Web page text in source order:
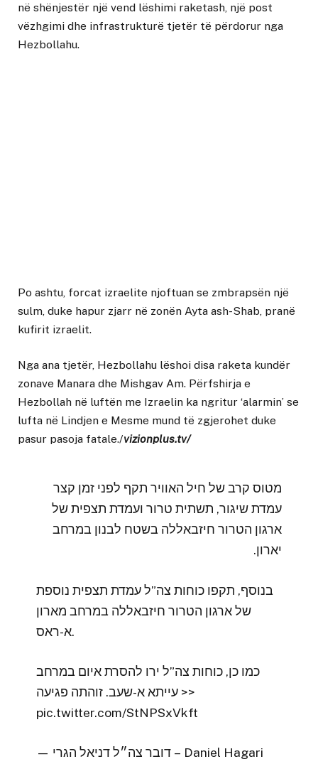
në shënjestër një vend lëshimi raketash, një post
vëzhgimi dhe infrastrukturë tjetër të përdorur nga
Hezbollahu.
Po ashtu, forcat izraelite njoftuan se zmbrapsën një
sulm, duke hapur zjarr në zonën Ayta ash-Shab, pranë
kufirit izraelit.
Nga ana tjetër, Hezbollahu lëshoi ​​disa raketa kundër
zonave Manara dhe Mishgav Am. Përfshirja e
Hezbollah në luftën me Izraelin ka ngritur ‘alarmin’ se
lufta në Lindjen e Mesme mund të zgjerohet duke
pasur pasoja fatale./vizionplus.tv/
מטוס קרב של חיל האוויר תקף לפני זמן קצר
עמדת שיגור, תשתית טרור ועמדת תצפית של
ארגון הטרור חיזבאללה בשטח לבנון במרחב
יארון.
בנוסף, תקפו כוחות צה”ל עמדת תצפית נוספת
של ארגון הטרור חיזבאללה במרחב מארון
א-ראס.
כמו כן, כוחות צה”ל ירו להסרת איום במרחב
עייתא א-שעב. זוהתה פגיעה >>
pic.twitter.com/StNPSxVkft
— דובר צה״ל דניאל הגרי – Daniel Hagari